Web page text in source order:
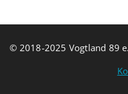
© 2018-2025 Vogtland 89